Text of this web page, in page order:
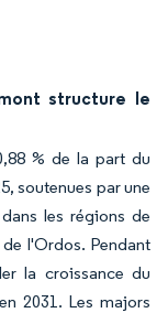
structure le
% de la part du
soutenues par une
les régions de
l'Ordos. Pendant
la croissance du
2031. Les majors